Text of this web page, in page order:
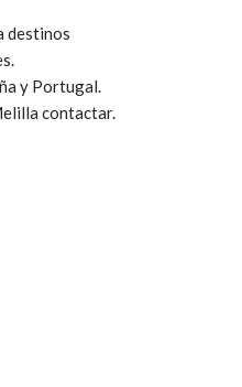
destinos
y Portugal.
contactar.